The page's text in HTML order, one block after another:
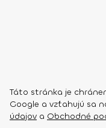
Táto stránka je
Google a vzťahujú sa
údajov a Obchodné